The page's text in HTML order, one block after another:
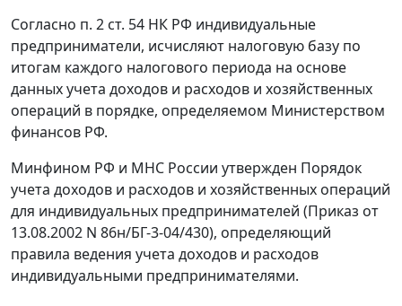
Согласно п. 2 ст. 54 НК РФ индивидуальные
предприниматели, исчисляют налоговую базу по
итогам каждого налогового периода на основе
данных учета доходов и расходов и хозяйственных
операций в порядке, определяемом Министерством
финансов РФ.
Минфином РФ и МНС России утвержден Порядок
учета доходов и расходов и хозяйственных операций
для индивидуальных предпринимателей (Приказ от
13.08.2002 N 86н/БГ-3-04/430), определяющий
правила ведения учета доходов и расходов
индивидуальными предпринимателями.